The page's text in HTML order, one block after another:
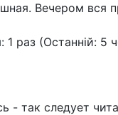
Вечером вся
1 раз (Останній: 5
- так следует